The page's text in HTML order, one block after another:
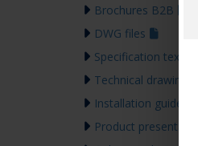
Brochures B2B
DWG files
Specification text
Technical drawing
Installation guide
Product presentation